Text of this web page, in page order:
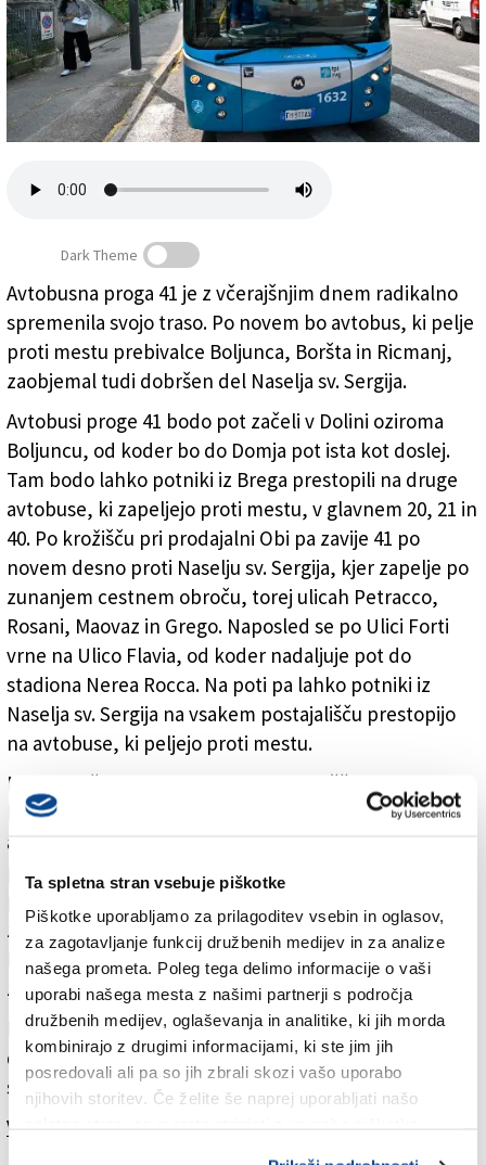
Ta spletna stran vsebuje piškotke
Piškotke uporabljamo za prilagoditev vsebin in oglasov,
za zagotavljanje funkcij družbenih medijev in za analize
našega prometa. Poleg tega delimo informacije o vaši
uporabi našega mesta z našimi partnerji s področja
družbenih medijev, oglaševanja in analitike, ki jih morda
kombinirajo z drugimi informacijami, ki ste jim jih
posredovali ali pa so jih zbrali skozi vašo uporabo
njihovih storitev. Če želite še naprej uporabljati našo
Založnik
Zadruga PD
Naročnine
Avtobus številka 41 v Naselju sv. Sergija
(FOTODAMJ@N)
Dark Theme
Avtobusna proga 41 je z včerajšnjim dnem radikalno
spremenila svojo traso. Po novem bo avtobus, ki pelje
proti mestu prebivalce Boljunca, Boršta in Ricmanj,
zaobjemal tudi dobršen del Naselja sv. Sergija.
Avtobusi proge 41 bodo pot začeli v Dolini oziroma
Boljuncu, od koder bo do Domja pot ista kot doslej.
Tam bodo lahko potniki iz Brega prestopili na druge
avtobuse, ki zapeljejo proti mestu, v glavnem 20, 21 in
40. Po krožišču pri prodajalni Obi pa zavije 41 po
novem desno proti Naselju sv. Sergija, kjer zapelje po
zunanjem cestnem obroču, torej ulicah Petracco,
Rosani, Maovaz in Grego. Naposled se po Ulici Forti
vrne na Ulico Flavia, od koder nadaljuje pot do
stadiona Nerea Rocca. Na poti pa lahko potniki iz
Naselja sv. Sergija na vsakem postajališču prestopijo
na avtobuse, ki peljejo proti mestu.
Nova končna postaja je torej postajališče pri stadionu,
kjer zaključijo oziroma začenjajo svojo pot tudi
avtobusi št. 8, 10 in 52. Tri vožnje pa bodo iz Boljunca
preko Ulice Flavia in »Borga« (kot je pogovorno
poznano Naselje sv. Sergija) pot nadaljevale do glavne
železniške postaje. Proti Boljuncu pa bodo od postaje
krenile štiri vožnje. Ena od teh bo, kot po navadi,
zapeljala po Osapski dolini in Mačkoljah.
Linija 41 bo novo pot ubrala vsak dan od ponedeljka
do sobote, ob nedeljah bodo avtobusi zapeljali do
stadiona brez preusmeritve po Naselju sv. Sergija.
Več v današnjem (torkovem) Primorskem dnevniku